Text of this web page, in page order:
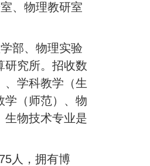
、物理教研室
部、物理实验
研究所。招收数
、学科教学（生
学（师范）、物
生物技术专业是
人，拥有博